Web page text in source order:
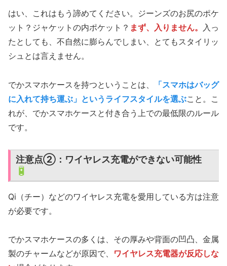
はい、これはもう諦めてください。ジーンズのお尻のポケ
ット？ジャケットの内ポケット？ まず、入りません。 入っ
たとしても、不自然に膨らんでしまい、とてもスタイリッ
シュとは言えません。
でかスマホケースを持つということは、
「スマホはバッグ
に入れて持ち運ぶ」というライフスタイルを選ぶこと。こ
れが、でかスマホケースと付き合う上での最低限のルール
です。
注意点②：ワイヤレス充電ができない可能性
🔋
Qi（チー）などのワイヤレス充電を愛用している方は注意
が必要です。
でかスマホケースの多くは、その厚みや背面の凹凸、金属
製のチャームなどが原因で、 ワイヤレス充電器が反応しな